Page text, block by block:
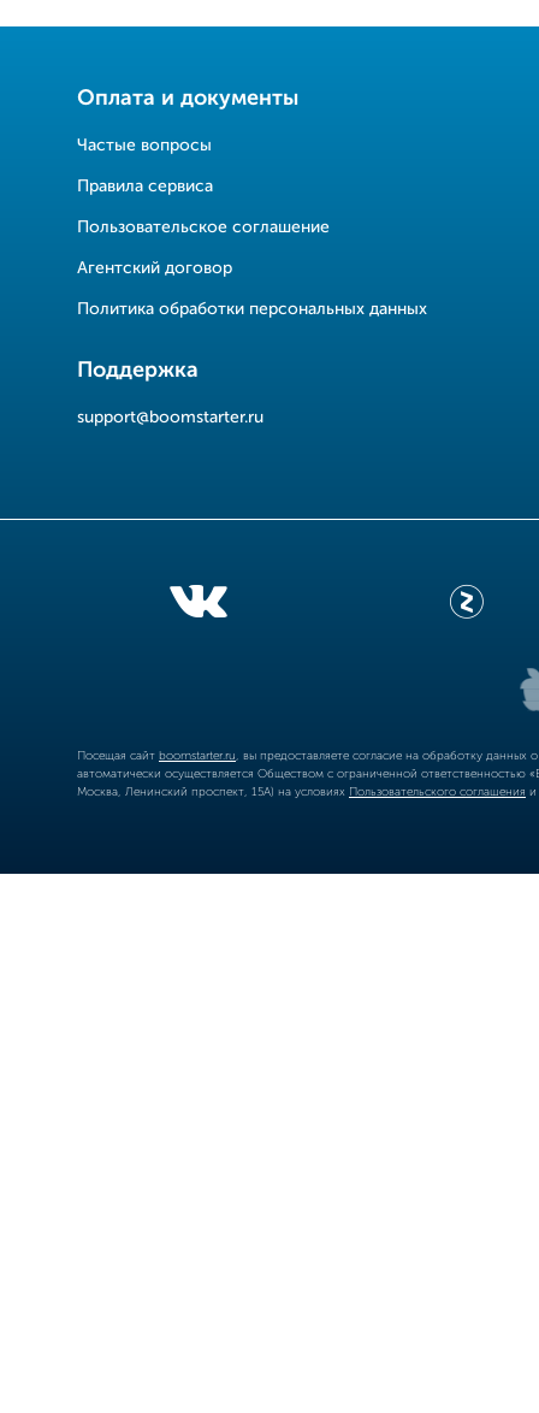
Оплата и документы
Частые вопросы
Правила сервиса
Пользовательское соглашение
Агентский договор
Политика обработки персональных данных
Поддержка
support@boomstarter.ru
Посещая сайт boomstarter.ru , вы предоставляете согласие на обработку
автоматически осуществляется Обществом с ограниченной
Москва, Ленинский проспект, 15А) на условиях Пользовательского соглашения и